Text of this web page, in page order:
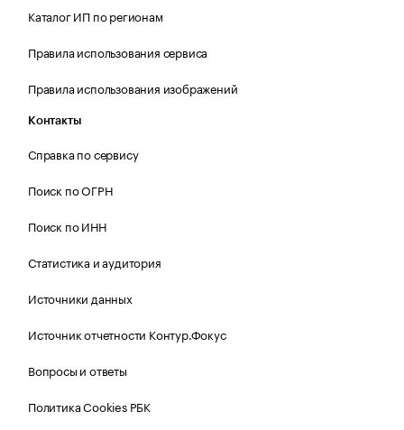
Каталог ИП по регионам
Правила использования сервиса
Правила использования изображений
Контакты
Справка по сервису
Поиск по ОГРН
Поиск по ИНН
Статистика и аудитория
Источники данных
Источник отчетности Контур.Фокус
Вопросы и ответы
Политика Cookies РБК